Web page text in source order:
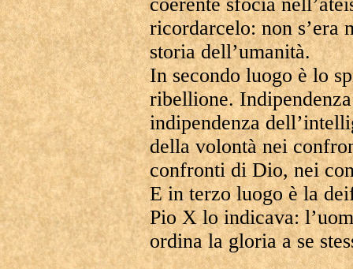
ricordarcelo: non s’era
storia dell’umanità.
In secondo luogo è lo
ribellione.
indipendenza
della volontà nei
confronti di Dio, nei
E in terzo luogo è la
Pio X lo indicava:
ordina la gloria a se